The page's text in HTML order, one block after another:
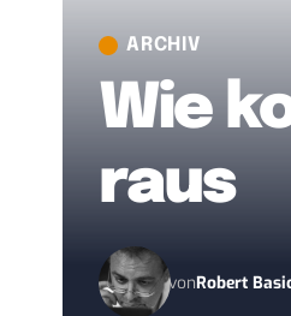
ARCHIV
Wie
raus
vonRobert